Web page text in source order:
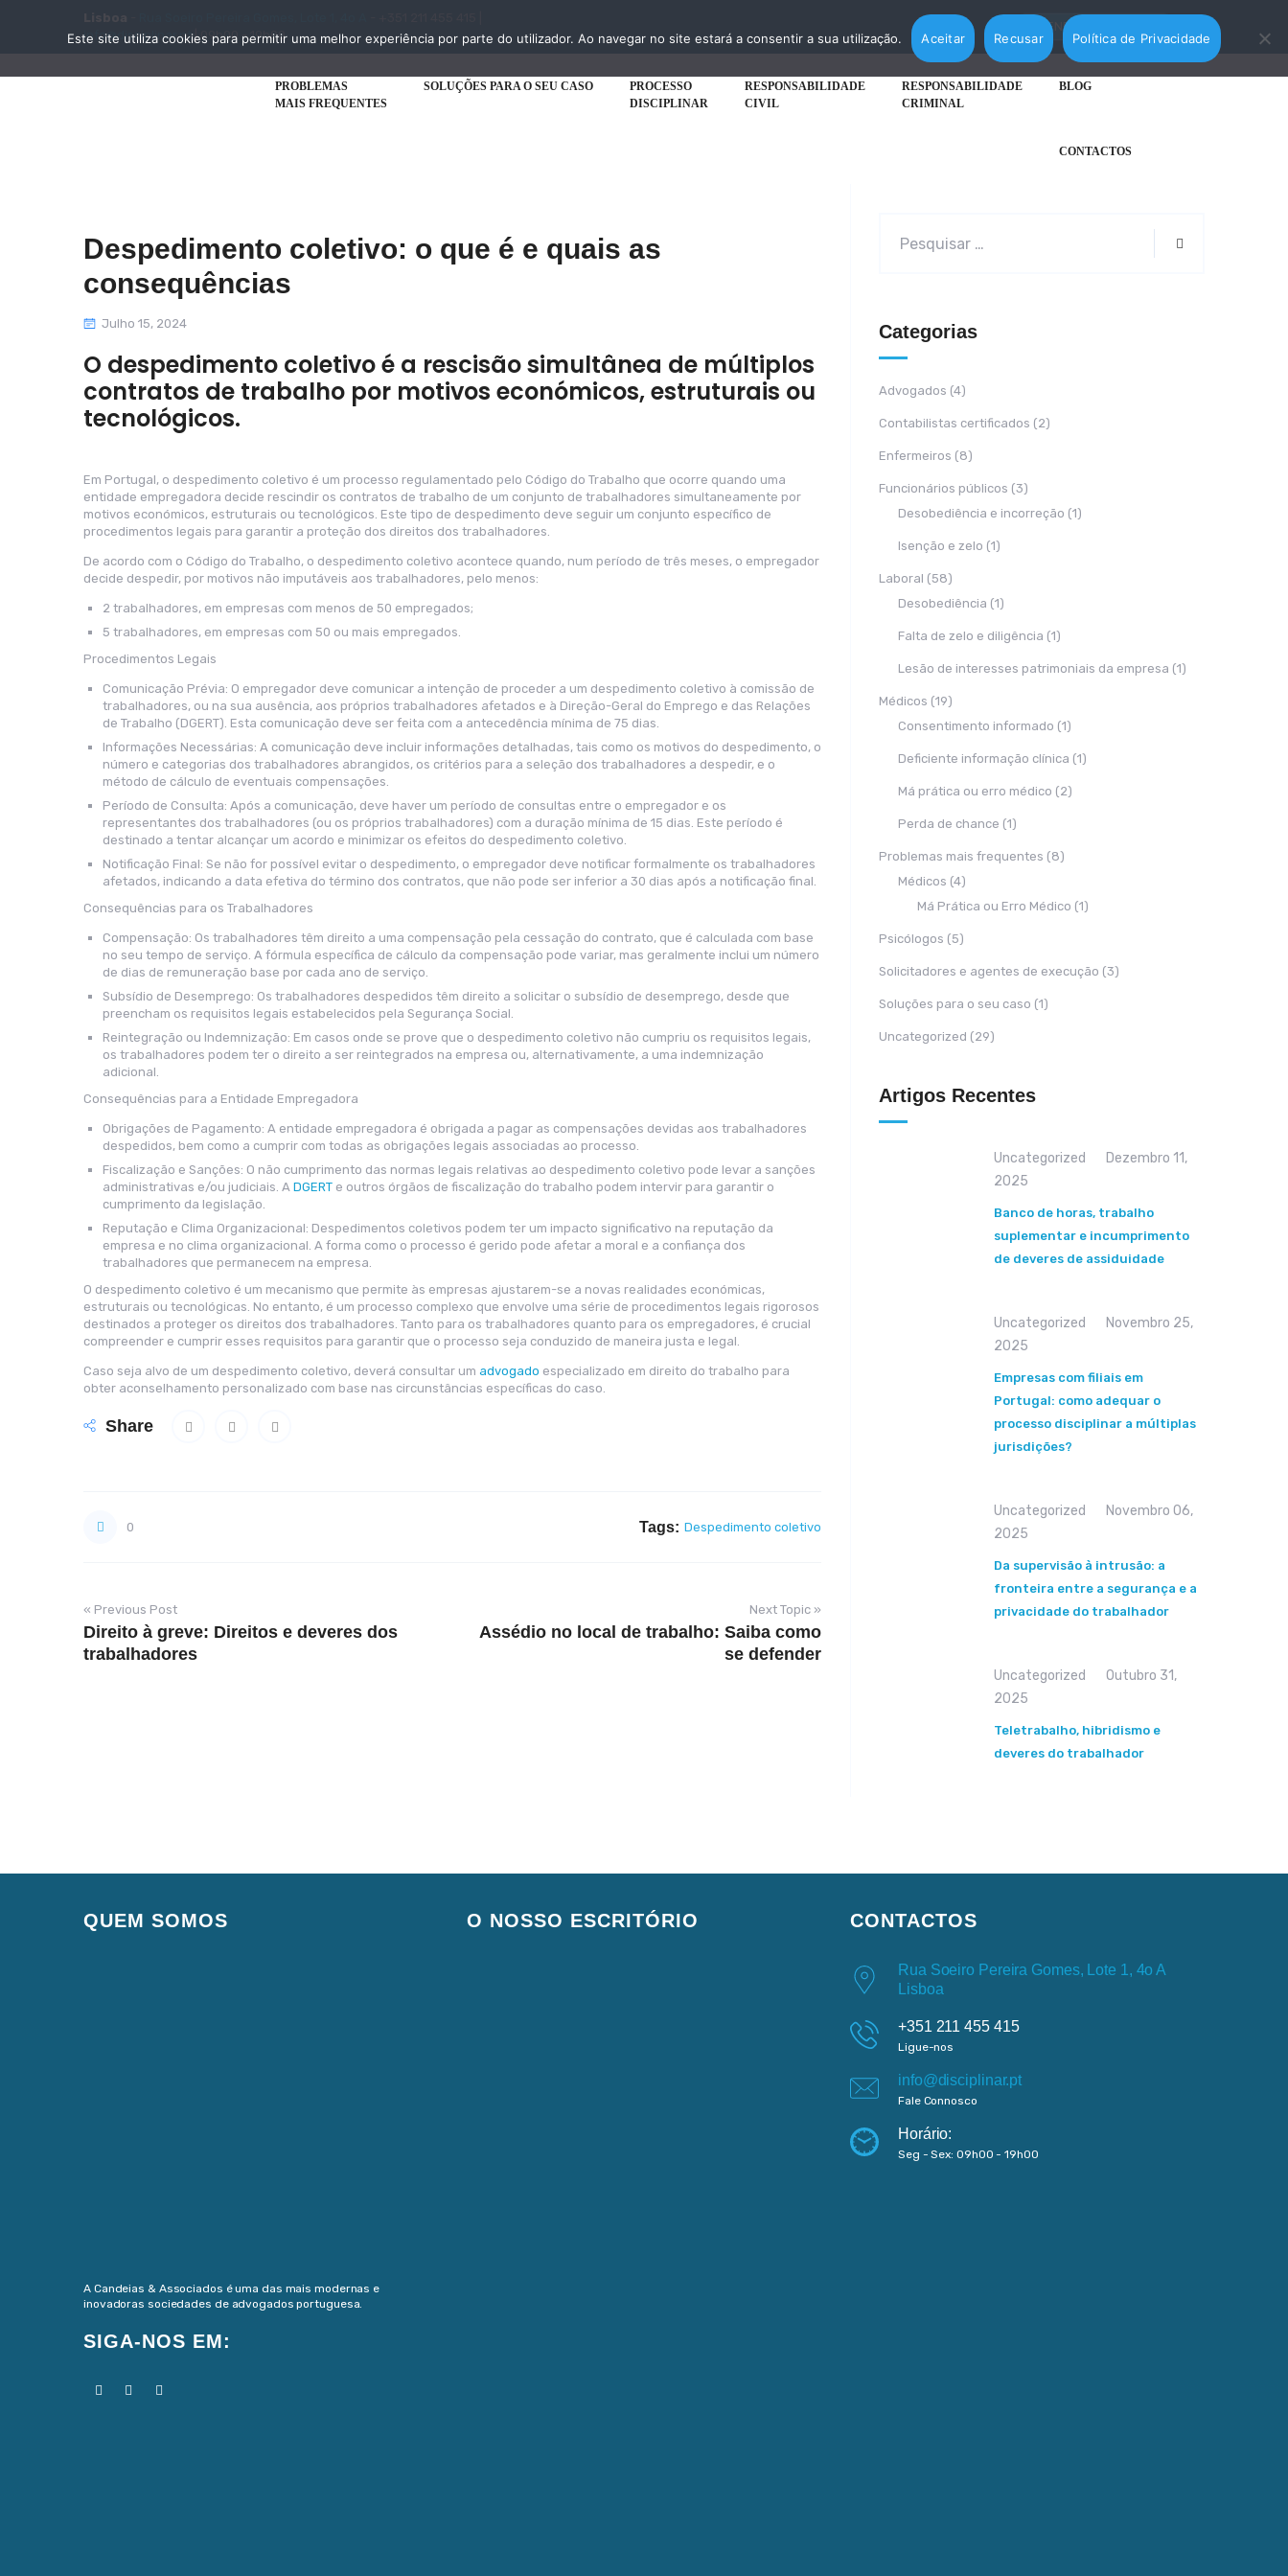
info@disciplinar.pt| 09h00 - 19h00
AGENDAR MARCAÇÃO
PROBLEMAS
MAIS FREQUENTES
SOLUÇÕES PARA O SEU CASO
PROCESSO
DISCIPLINAR
RESPONSABILIDADE
CIVIL
RESPONSABILIDADE
CRIMINAL
BLOG
CONTACTOS
Despedimento coletivo: o que é e quais as
consequências
Julho 15, 2024
O despedimento coletivo é a rescisão simultânea de múltiplos
contratos de trabalho por motivos económicos, estruturais ou
tecnológicos.
Em Portugal, o despedimento coletivo é um processo regulamentado pelo Código do Trabalho que ocorre quando uma
entidade empregadora decide rescindir os contratos de trabalho de um conjunto de trabalhadores simultaneamente por
motivos económicos, estruturais ou tecnológicos. Este tipo de despedimento deve seguir um conjunto específico de
procedimentos legais para garantir a proteção dos direitos dos trabalhadores.
De acordo com o Código do Trabalho, o despedimento coletivo acontece quando, num período de três meses, o empregador
decide despedir, por motivos não imputáveis aos trabalhadores, pelo menos:
2 trabalhadores, em empresas com menos de 50 empregados;
5 trabalhadores, em empresas com 50 ou mais empregados.
Procedimentos Legais
Comunicação Prévia: O empregador deve comunicar a intenção de proceder a um despedimento coletivo à comissão de
trabalhadores, ou na sua ausência, aos próprios trabalhadores afetados e à Direção-Geral do Emprego e das Relações
de Trabalho (DGERT). Esta comunicação deve ser feita com a antecedência mínima de 75 dias.
Informações Necessárias: A comunicação deve incluir informações detalhadas, tais como os motivos do despedimento, o
número e categorias dos trabalhadores abrangidos, os critérios para a seleção dos trabalhadores a despedir, e o
método de cálculo de eventuais compensações.
Período de Consulta: Após a comunicação, deve haver um período de consultas entre o empregador e os
representantes dos trabalhadores (ou os próprios trabalhadores) com a duração mínima de 15 dias. Este período é
destinado a tentar alcançar um acordo e minimizar os efeitos do despedimento coletivo.
Notificação Final: Se não for possível evitar o despedimento, o empregador deve notificar formalmente os trabalhadores
afetados, indicando a data efetiva do término dos contratos, que não pode ser inferior a 30 dias após a notificação final.
Consequências para os Trabalhadores
Compensação: Os trabalhadores têm direito a uma compensação pela cessação do contrato, que é calculada com base
no seu tempo de serviço. A fórmula específica de cálculo da compensação pode variar, mas geralmente inclui um número
de dias de remuneração base por cada ano de serviço.
Subsídio de Desemprego: Os trabalhadores despedidos têm direito a solicitar o subsídio de desemprego, desde que
preencham os requisitos legais estabelecidos pela Segurança Social.
Reintegração ou Indemnização: Em casos onde se prove que o despedimento coletivo não cumpriu os requisitos legais,
os trabalhadores podem ter o direito a ser reintegrados na empresa ou, alternativamente, a uma indemnização
adicional.
Consequências para a Entidade Empregadora
Obrigações de Pagamento: A entidade empregadora é obrigada a pagar as compensações devidas aos trabalhadores
despedidos, bem como a cumprir com todas as obrigações legais associadas ao processo.
Fiscalização e Sanções: O não cumprimento das normas legais relativas ao despedimento coletivo pode levar a sanções
administrativas e/ou judiciais. A DGERT e outros órgãos de fiscalização do trabalho podem intervir para garantir o
cumprimento da legislação.
Reputação e Clima Organizacional: Despedimentos coletivos podem ter um impacto significativo na reputação da
empresa e no clima organizacional. A forma como o processo é gerido pode afetar a moral e a confiança dos
trabalhadores que permanecem na empresa.
O despedimento coletivo é um mecanismo que permite às empresas ajustarem-se a novas realidades económicas,
estruturais ou tecnológicas. No entanto, é um processo complexo que envolve uma série de procedimentos legais rigorosos
destinados a proteger os direitos dos trabalhadores. Tanto para os trabalhadores quanto para os empregadores, é crucial
compreender e cumprir esses requisitos para garantir que o processo seja conduzido de maneira justa e legal.
Caso seja alvo de um despedimento coletivo, deverá consultar um advogado especializado em direito do trabalho para
obter aconselhamento personalizado com base nas circunstâncias específicas do caso.
Share
0 Tags: Despedimento coletivo
« Previous Post
Direito à greve: Direitos e deveres dos
trabalhadores
Next Topic »
Assédio no local de trabalho: Saiba como
se defender
Categorias
Advogados (4)
Contabilistas certificados (2)
Enfermeiros (8)
Funcionários públicos (3)
Desobediência e incorreção (1)
Isenção e zelo (1)
Laboral (58)
Desobediência (1)
Falta de zelo e diligência (1)
Lesão de interesses patrimoniais da empresa (1)
Médicos (19)
Consentimento informado (1)
Deficiente informação clínica (1)
Má prática ou erro médico (2)
Perda de chance (1)
Problemas mais frequentes (8)
Médicos (4)
Má Prática ou Erro Médico (1)
Psicólogos (5)
Solicitadores e agentes de execução (3)
Soluções para o seu caso (1)
Uncategorized (29)
Artigos Recentes
Uncategorized
Dezembro 11,
2025
Banco de horas, trabalho
suplementar e incumprimento
de deveres de assiduidade
Uncategorized
Novembro 25,
2025
Empresas com filiais em
Portugal: como adequar o
processo disciplinar a múltiplas
jurisdições?
Uncategorized
Novembro 06,
2025
Da supervisão à intrusão: a
fronteira entre a segurança e a
privacidade do trabalhador
Uncategorized
Outubro 31,
2025
Teletrabalho, hibridismo e
deveres do trabalhador
QUEM SOMOS
A Candeias & Associados é uma das mais modernas e
inovadoras sociedades de advogados portuguesa.
SIGA-NOS EM:
O NOSSO ESCRITÓRIO CONTACTOS
Rua Soeiro Pereira Gomes, Lote 1, 4o A
Lisboa
+351 211 455 415
Ligue-nos
info@disciplinar.pt
Fale Connosco
Horário:
Seg - Sex: 09h00 - 19h00
Este site utiliza cookies para permitir uma melhor experiência por parte do utilizador. Ao navegar no site estará a consentir a sua utilização. Aceitar Recusar Política de Privacidade